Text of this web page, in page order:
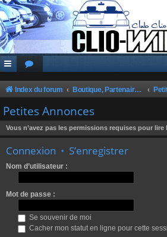
Index du forum Boutique, Partenaires, Petites Annonces, Commandes Groupées
Petites Annonces
Vous n’avez pas les permissions requises pour
Connexion • S’enregistrer
Nom d’utilisateur :
Mot de passe :
Se souvenir de moi
Cacher mon statut en ligne pour cette